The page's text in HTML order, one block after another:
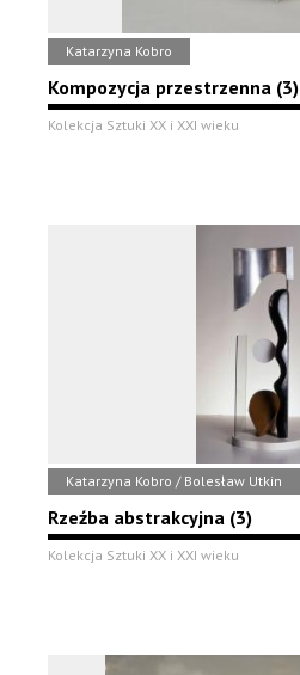
Katarzyna Kobro
Kompozycja przestrzenna (3)
Kolekcja Sztuki XX i XXI wieku
Katarzyna Kobro / Bolesław Utkin
Rzeźba abstrakcyjna (3)
Kolekcja Sztuki XX i XXI wieku